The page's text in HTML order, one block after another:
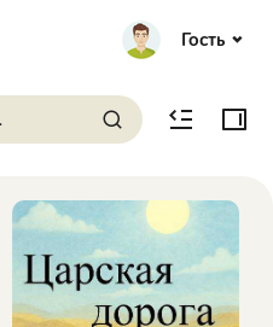
Гость